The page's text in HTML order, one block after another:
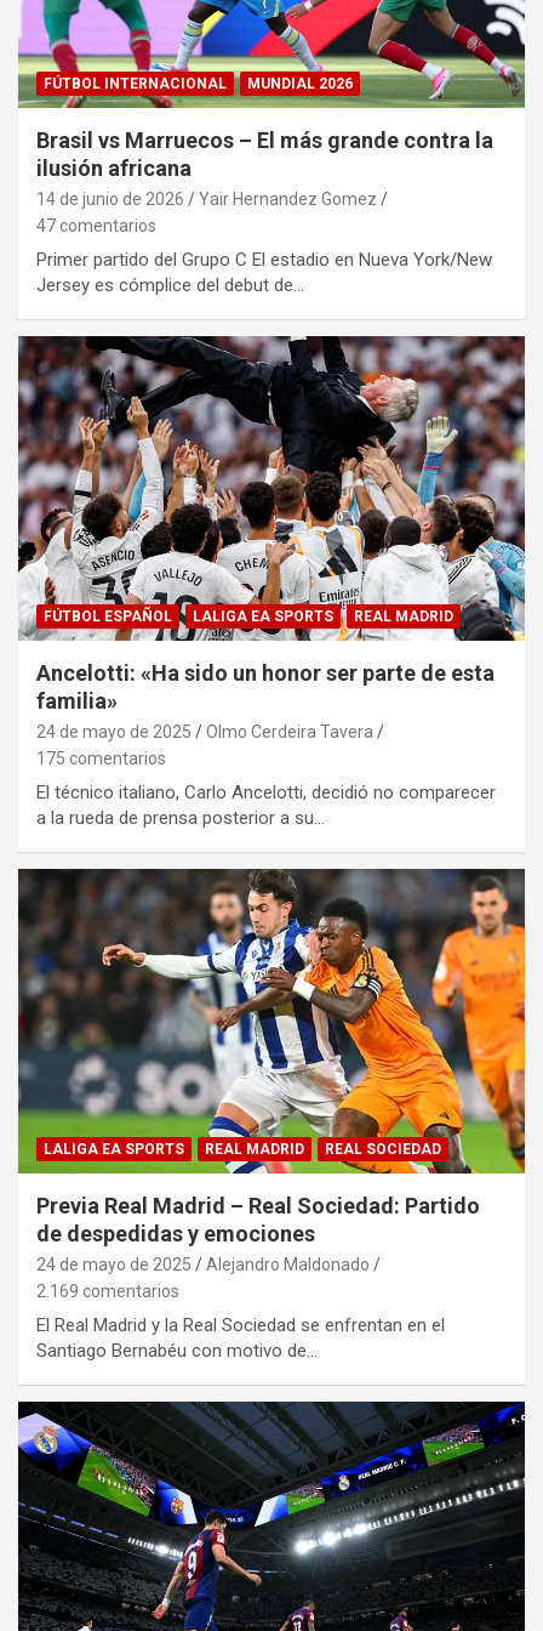
FÚTBOL INTERNACIONAL MUNDIAL 2026
Brasil vs Marruecos – El más grande contra la
ilusión africana
14 de junio de 2026
Yair Hernandez Gomez
47 comentarios
Primer partido del Grupo C El estadio en Nueva York/New
Jersey es cómplice del debut de…
FÚTBOL ESPAÑOL LALIGA EA SPORTS REAL MADRID
Ancelotti: «Ha sido un honor ser parte de esta
familia»
24 de mayo de 2025
Olmo Cerdeira Tavera
175 comentarios
El técnico italiano, Carlo Ancelotti, decidió no comparecer
a la rueda de prensa posterior a su…
LALIGA EA SPORTS REAL MADRID REAL SOCIEDAD
Previa Real Madrid – Real Sociedad: Partido
de despedidas y emociones
24 de mayo de 2025
Alejandro Maldonado
2.169 comentarios
El Real Madrid y la Real Sociedad se enfrentan en el
Santiago Bernabéu con motivo de…